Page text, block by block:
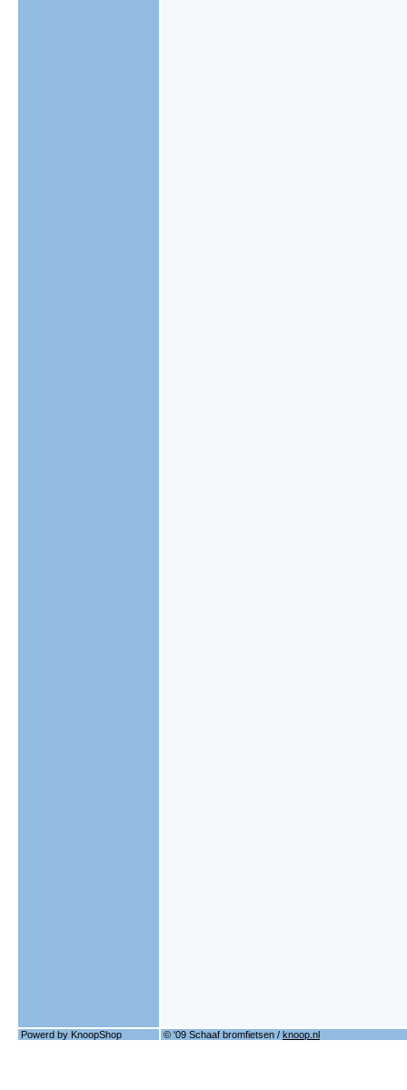
Powerd by KnoopShop © '09 Schaaf bromfietsen / knoop.nl